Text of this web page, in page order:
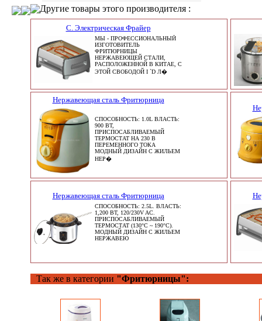
Другие товары этого производителя :
С. Электрическая Фрайер
МЫ - ПРОФЕССИОНАЛЬНЫЙ
ИЗГОТОВИТЕЛЬ
ФРИТЮРНИЦЫ
НЕРЖАВЕЮЩЕЙ СТАЛИ,
РАСПОЛОЖЕННОЙ В КИТАЕ, С
ЭТОЙ СВОБОДОЙ I `D Л�
Нержавеющая сталь Фритюрница
СПОСОБНОСТЬ: 1.0L ВЛАСТЬ:
900 ВТ,
ПРИСПОСАБЛИВАЕМЫЙ
ТЕРМОСТАТ НА 230 В
ПЕРЕМЕННОГО ТОКА
МОДНЫЙ ДИЗАЙН С ЖИЛЬЕМ
НЕР�
Нержавеющая сталь Фритюрница
СПОСОБНОСТЬ: 2.5L. ВЛАСТЬ:
1,200 ВТ, 120/230V AC.
ПРИСПОСАБЛИВАЕМЫЙ
ТЕРМОСТАТ (130°C ~ 190°C).
МОДНЫЙ ДИЗАЙН С ЖИЛЬЕМ
НЕРЖАВЕЮ
Так же в категории "Фритюрницы":